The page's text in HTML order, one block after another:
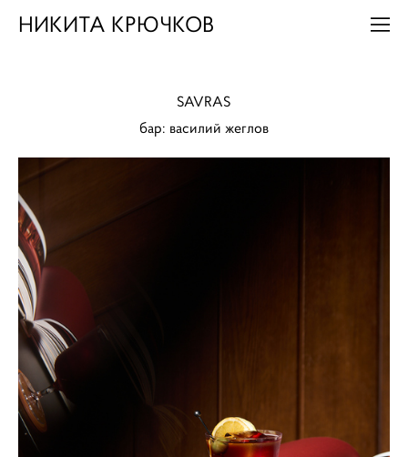
НИКИТА КРЮЧКОВ
SAVRAS
бар: василий жеглов